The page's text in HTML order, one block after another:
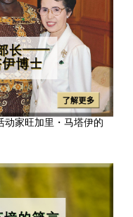
动家旺加里・马塔伊的